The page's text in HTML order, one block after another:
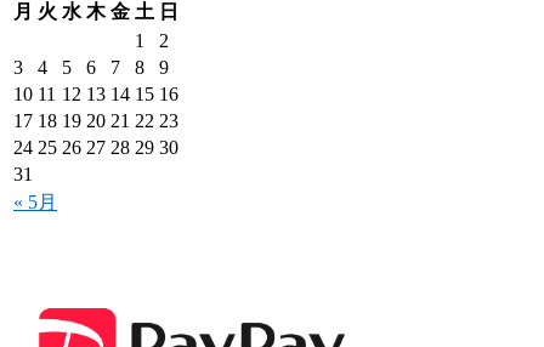
月 火 水 木 金 土 日
« 5月
1
2
3
4 5 6 7 8
9
10 11 12 13 14 15 16
17 18 19 20 21 22 23
24 25 26 27 28 29 30
31